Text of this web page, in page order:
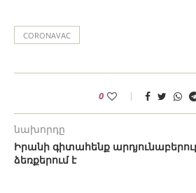
CORONAVAC
0
նախորդը
Իրանի գիտահենք
ձեռքերում է